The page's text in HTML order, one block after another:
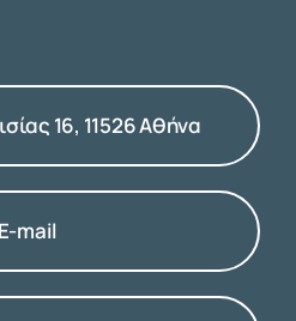
16, 11526 Αθήνα
E-mail